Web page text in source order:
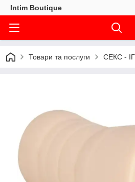
Intim Boutique
Товари та послуги СЕКС -